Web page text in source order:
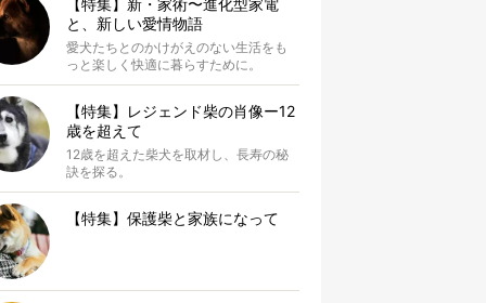
【特集】新・家術〜進化型家電
と、新しい愛情物語
愛犬たちとのかけがえのない生活をも
っと楽しく快適に暮らすために。
【特集】レジェンド柴の肖像ー12
歳を超えて
12歳を超えた柴犬を取材し、長寿の秘
訣を探る。
【特集】保護柴と家族になって